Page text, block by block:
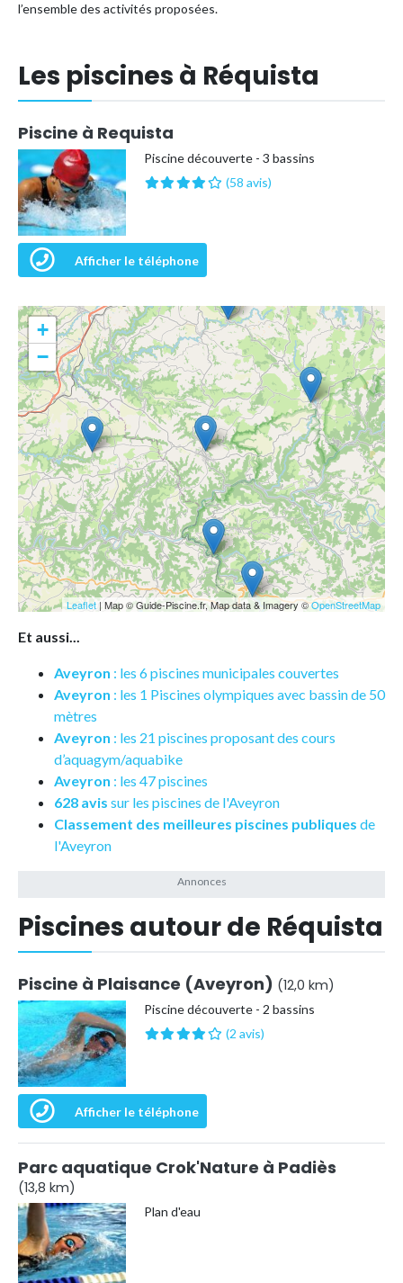
l’ensemble des activités proposées.
Les piscines à Réquista
Piscine à Requista
Piscine découverte - 3 bassins
(58 avis)
Afficher le téléphone
+
−
Leaflet| Map © Guide-Piscine.fr, Map data & Imagery ©OpenStreetMap
Et aussi...
Aveyron : les 6 piscines municipales couvertes
Aveyron : les 1 Piscines olympiques avec bassin de 50
mètres
Aveyron : les 21 piscines proposant des cours
d’aquagym/aquabike
Aveyron : les 47 piscines
628 avis sur les piscines de l'Aveyron
Classement des meilleures piscines publiques de
l'Aveyron
Piscines autour de Réquista
Piscine à Plaisance (Aveyron) (12,0 km)
Piscine découverte - 2 bassins
(2 avis)
Afficher le téléphone
Parc aquatique Crok'Nature à Padiès
(13,8 km)
Plan d'eau